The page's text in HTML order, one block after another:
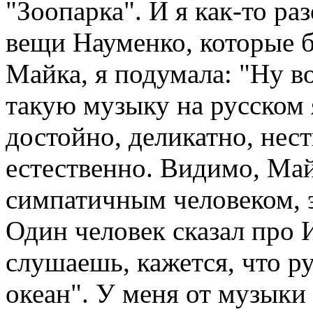
"Зоопарка". И я как-то
вещи Науменко, которые
Майка, я подумала: "Ну
такую музыку на русском
достойно, деликатно,
естественно. Видимо,
симпатичным человеком,
Один человек сказал про
слушаешь, кажется, что
океан". У меня от